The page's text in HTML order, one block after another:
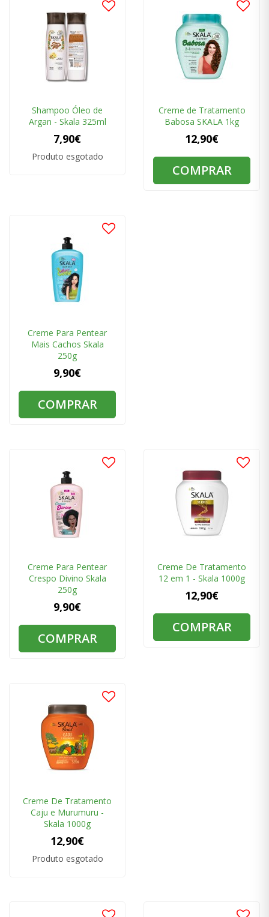
Shampoo Óleo de
Argan - Skala 325ml
7,90€
Produto esgotado
Creme de Tratamento
Babosa SKALA 1kg
12,90€
COMPRAR
Creme Para Pentear
Mais Cachos Skala
250g
9,90€
COMPRAR
Creme Para Pentear
Crespo Divino Skala
250g
9,90€
COMPRAR
Creme De Tratamento
12 em 1 - Skala 1000g
12,90€
COMPRAR
Creme De Tratamento
Caju e Murumuru -
Skala 1000g
12,90€
Produto esgotado